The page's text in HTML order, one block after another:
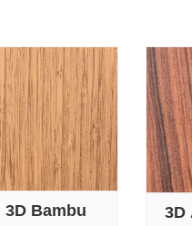
3D Bambu
3D